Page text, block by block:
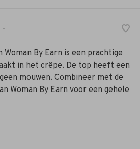
•
Woman By Earn is een prachtige
in het crêpe. De top heeft een
mouwen. Combineer met de
Woman By Earn voor een gehele